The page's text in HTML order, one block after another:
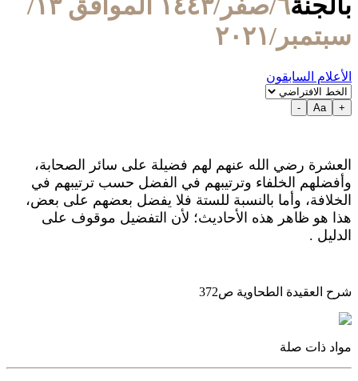
بالجنة
٦/صفر/١٤٤٣ الموافق ١٣/
سبتمبر/٢٠٢١
الأعلام السابقون
+
Aa
-
العشرة رضي الله عنهم لهم فضيلة على سائر الصحابة،
وأفضلهم الخلفاء وترتيبهم في الفضل حسب ترتيبهم في
الخلافة، وأما بالنسبة للستة فلا يفضل بعضهم على بعض،
هذا هو ظاهر هذه الأحاديث؛ لأن التفضيل موقوف على
الدليل .
شرح العقيدة الطحاوية ص372
مواد ذات صلة